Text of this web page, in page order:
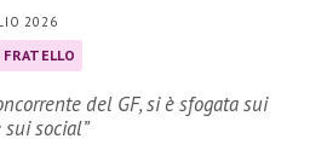
2026
FRATELLO
del GF, si è sfogata sui
social”